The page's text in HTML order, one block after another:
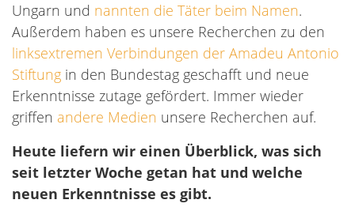
Ungarn und nannten die Täter beim Namen.
Außerdem haben es unsere Recherchen zu den
linksextremen Verbindungen der Amadeu Antonio
Stiftung in den Bundestag geschafft und neue
Erkenntnisse zutage gefördert. Immer wieder
griffen andere Medien unsere Recherchen auf.
Heute liefern wir einen Überblick, was sich
seit letzter Woche getan hat und welche
neuen Erkenntnisse es gibt.